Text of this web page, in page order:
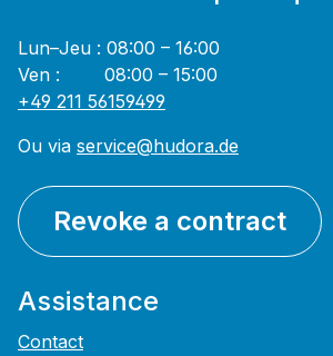
Lun–Jeu : 08:00 – 16:00
Ven : 08:00 – 15:00
+49 211 56159499
Ou via service@hudora.de
Revoke a contract
Assistance
Contact